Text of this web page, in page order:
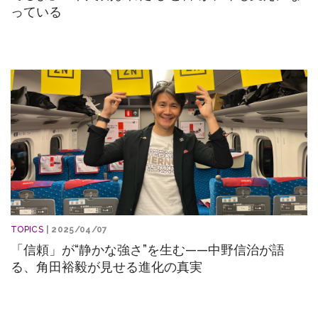
っている
TOPICS | 2025/04/07
「信頼」が“静かな強さ”を生む——中野信治が語
る、角田裕毅が見せる進化の真実